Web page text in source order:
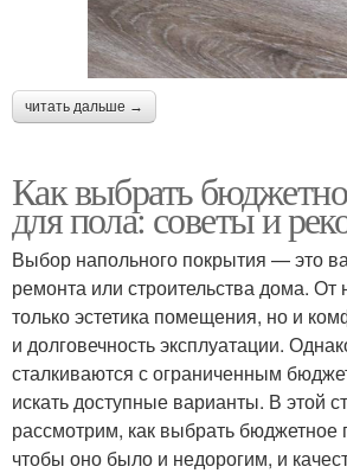
читать дальше →
Как выбрать
для пола: советы и
Выбор напольного покрытия — это
ремонта или строительства дома. От
только эстетика помещения, но и
и долговечность эксплуатации.
сталкиваются с ограниченным
искать доступные варианты. В этой
рассмотрим, как выбрать бюджетное
чтобы оно было и недорогим, и